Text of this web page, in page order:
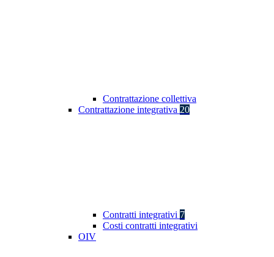
Contrattazione collettiva
Contrattazione integrativa 20
Contratti integrativi 7
Costi contratti integrativi
OIV